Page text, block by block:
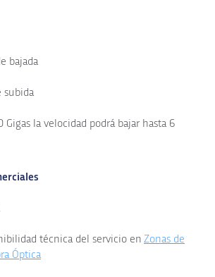
bajada
subida
Gigas la velocidad podrá bajar hasta 6
técnica del servicio en Zonas de
Óptica